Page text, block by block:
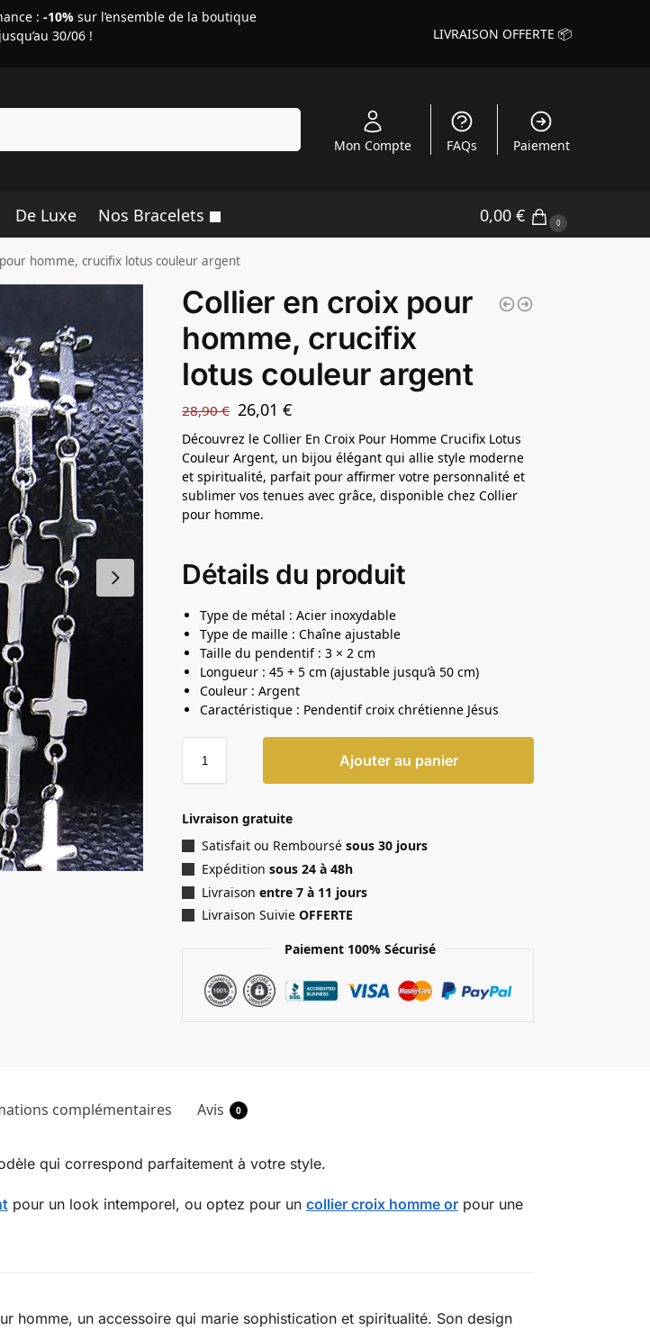
: -10%sur l’ensemble de la boutique
jusqu’au 30/06 !
LIVRAISON OFFERTE 📦
Mon Compte FAQs Paiement
De Luxe Nos Bracelets 0,00 € 0
homme, crucifix lotus couleur argent
Collier en croix pour
homme, crucifix
lotus couleur argent
28,90€ 26,01€
Découvrez le Collier En Croix Pour Homme Crucifix Lotus
Couleur Argent, un bijou élégant qui allie style moderne
et spiritualité, parfait pour affirmer votre personnalité et
sublimer vos tenues avec grâce, disponible chez Collier
pour homme.
Détails du produit
Type de métal : Acier inoxydable
Type de maille : Chaîne ajustable
Taille du pendentif : 3 × 2 cm
Longueur : 45 + 5 cm (ajustable jusqu’à 50 cm)
Couleur : Argent
Caractéristique : Pendentif croix chrétienne Jésus
Ajouter au panier
Livraison gratuite
Satisfait ou Remboursésous 30 jours
Expédition sous 24 à 48h
Livraisonentre 7 à 11 jours
Livraison SuivieOFFERTE
Paiement 100% Sécurisé
complémentaires Avis 0
qui correspond parfaitement à votre style.
pour un look intemporel, ou optez pour un collier croix homme orpour une
un accessoire qui marie sophistication et spiritualité. Son design